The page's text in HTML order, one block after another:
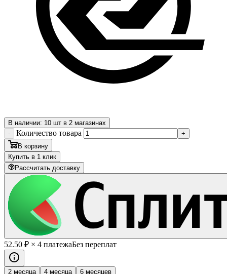
В наличии: 10 шт в 2 магазинах
-
Количество товара
+
В корзину
Купить в 1 клик
Рассчитать доставку
52.50 ₽ × 4 платежаБез переплат
2 месяца 4 месяца 6 месяцев